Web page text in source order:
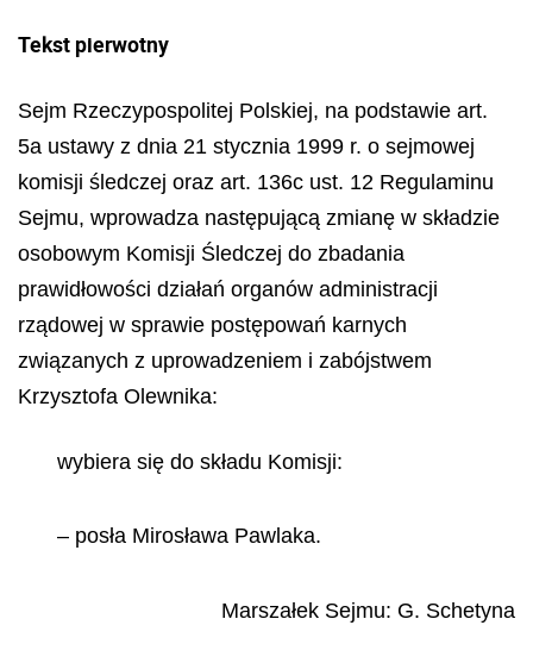
Tekst pierwotny
Sejm Rzeczypospolitej Polskiej, na podstawie art.
5a ustawy z dnia 21 stycznia 1999 r. o sejmowej
komisji śledczej oraz art. 136c ust. 12 Regulaminu
Sejmu, wprowadza następującą zmianę w składzie
osobowym Komisji Śledczej do zbadania
prawidłowości działań organów administracji
rządowej w sprawie postępowań karnych
związanych z uprowadzeniem i zabójstwem
Krzysztofa Olewnika:
wybiera się do składu Komisji:
– posła Mirosława Pawlaka.
Marszałek Sejmu: G. Schetyna